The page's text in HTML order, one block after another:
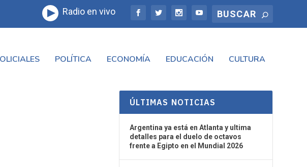
Radio en vivo
POLÍTICA ECONOMÍA EDUCACIÓN CULTURA
ÚLTIMAS NOTICIAS
Argentina ya está en Atlanta y ultima
detalles para el duelo de octavos
frente a Egipto en el Mundial 2026